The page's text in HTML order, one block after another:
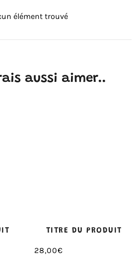
élément trouvé
aussi aimer..
TITRE DU PRODUIT
28,00€
/